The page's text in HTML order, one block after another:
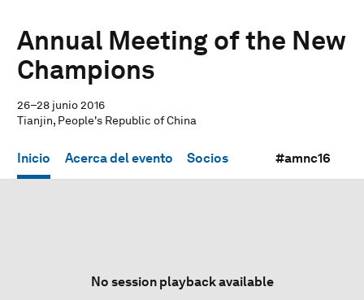
Annual Meeting of the New
Champions
26–28 junio 2016
Tianjin, People's Republic of China
Inicio Acerca del evento Socios #amnc16
No session playback available